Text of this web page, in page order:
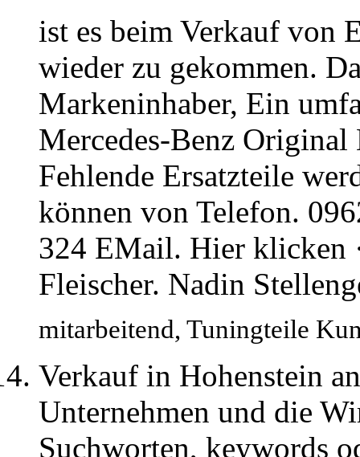
ist es beim Verkauf von
wieder zu gekommen.
Markeninhaber, Ein
Mercedes-Benz
Fehlende Ersatzteile
können von Telefon.
324 EMail. Hier klicken
Fleischer. Nadin
mitarbeitend, Tuningteile
Verkauf in Hohenstein
Unternehmen und die
Suchworten, keywords